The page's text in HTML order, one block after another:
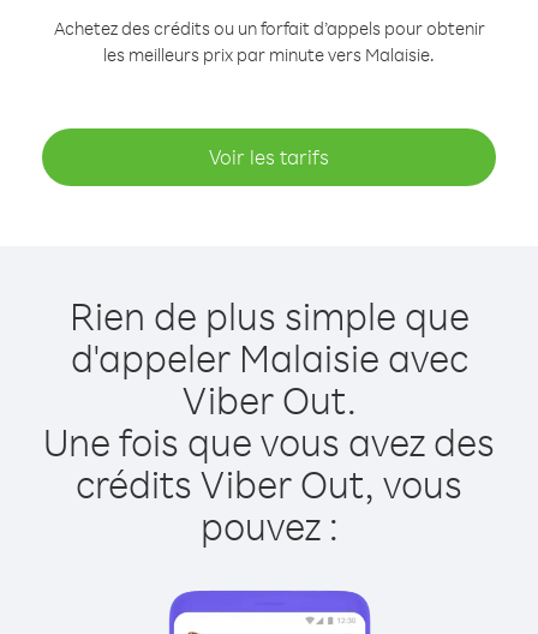
Achetez des crédits ou un forfait d’appels pour obtenir
les meilleurs prix par minute vers Malaisie.
Voir les tarifs
Rien de plus simple que
d'appeler Malaisie avec
Viber Out.
Une fois que vous avez des
crédits Viber Out, vous
pouvez :